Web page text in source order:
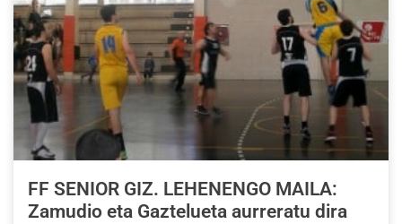
FF SENIOR GIZ. LEHENENGO MAILA:
Zamudio eta Gaztelueta aurreratu dira